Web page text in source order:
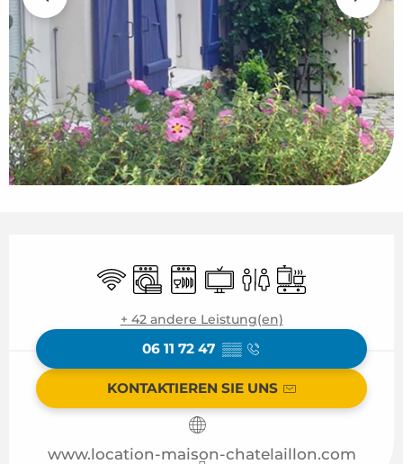
Wi-FiWaschmaschine
Geschirrspülmaschine
Fernsehen
ToilettenKochplatte
+ 42 andere Leistung(en)
06 11 72 47 ▒▒
KONTAKTIEREN SIE UNS
www.location-maison-chatelaillon.com